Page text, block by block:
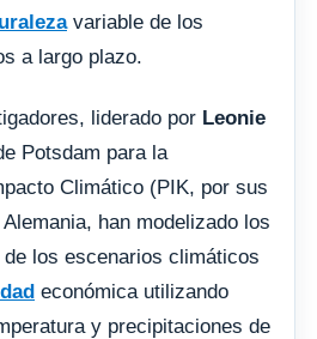
variable de los
a largo plazo.
liderado por Leonie
Potsdam para la
Climático (PIK, por sus
han modelizado los
los escenarios climáticos
económica utilizando
y precipitaciones de